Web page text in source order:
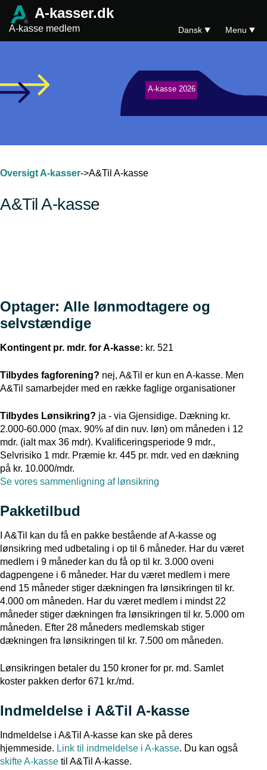
A-kasser.dk
A-kasse medlem Dansk Menu
A-kasse 2026
Oversigt A-kasser->A&Til A-kasse
A&Til A-kasse
Optager: Alle lønmodtagere og
selvstændige
Kontingent pr. mdr. for A-kasse: kr. 521
Tilbydes fagforening? nej, A&Til er kun en A-kasse. Men
A&Til samarbejder med en række faglige organisationer
Tilbydes Lønsikring? ja - via Gjensidige. Dækning kr.
2.000-60.000 (max. 90% af din nuv. løn) om måneden i 12
mdr. (ialt max 36 mdr). Kvalificeringsperiode 9 mdr.,
Selvrisiko 1 mdr. Præmie kr. 445 pr. mdr. ved en dækning
på kr. 10.000/mdr.
Se vores sammenligning af lønsikring
Pakketilbud
I A&Til kan du få en pakke bestående af A-kasse og
lønsikring med udbetaling i op til 6 måneder. Har du været
medlem i 9 måneder kan du få op til kr. 3.000 oveni
dagpengene i 6 måneder. Har du været medlem i mere
end 15 måneder stiger dækningen fra lønsikringen til kr.
4.000 om måneden. Har du været medlem i mindst 22
måneder stiger dækningen fra lønsikringen til kr. 5.000 om
måneden. Efter 28 måneders medlemskab stiger
dækningen fra lønsikringen til kr. 7.500 om måneden.
Lønsikringen betaler du 150 kroner for pr. md. Samlet
koster pakken derfor 671 kr./md.
Indmeldelse i A&Til A-kasse
Indmeldelse i A&Til A-kasse kan ske på deres
hjemmeside. Link til indmeldelse i A-kasse. Du kan også
skifte A-kasse til A&Til A-kasse.